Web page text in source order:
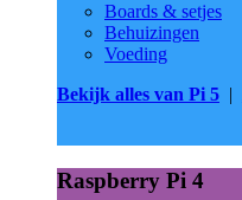
Boards & setjes
Behuizingen
Voeding
Bekijk alles van Pi 5 |
Raspberry Pi 4